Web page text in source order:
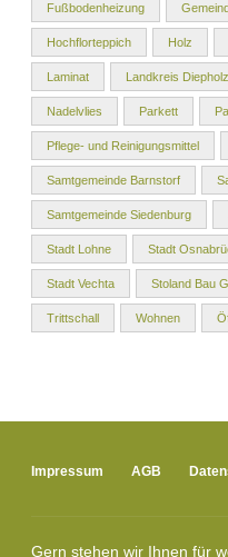
Fußbodenheizung
Hochflorteppich Holz
Laminat Landkreis Diepholz
Nadelvlies Parkett
Pflege- und Reinigungsmittel
Samtgemeinde Barnstorf
Samtgemeinde Siedenburg
Stadt Lohne Stadt
Stadt Vechta Stoland Bau
Trittschall Wohnen
Impressum AGB
Gern stehen wir Ihnen für